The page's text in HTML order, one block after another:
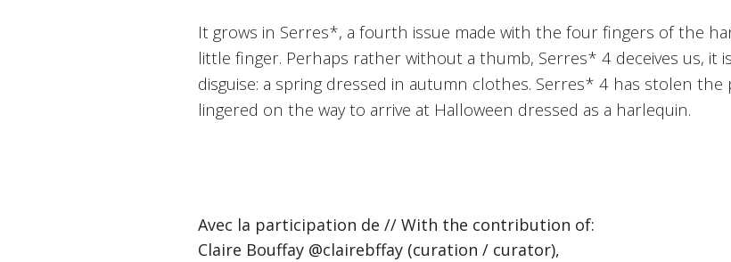
It grows in Serres*, a fourth issue made with the four fingers of the
little finger. Perhaps rather without a thumb, Serres* 4 deceives us, it
disguise: a spring dressed in autumn clothes. Serres* 4 has stolen the
lingered on the way to arrive at Halloween dressed as a harlequin.
Avec la participation de // With the contribution of:
Claire Bouffay @clairebffay (curation / curator),